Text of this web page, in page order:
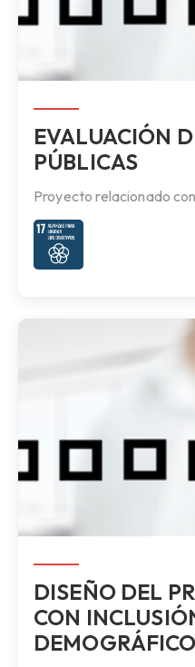
EVALUACIÓN
PÚBLICAS
Proyecto relacionado
DISEÑO DEL
CON
DEMOGRÁFICO